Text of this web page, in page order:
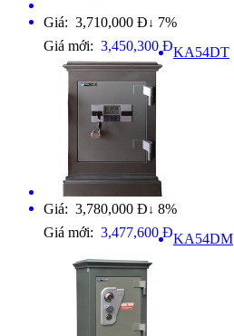
Giá: 3,710,000 Đ ↓ 7%
Giá mới: 3,450,300 ĐKA54DT
Giá: 3,780,000 Đ ↓ 8%
Giá mới: 3,477,600 ĐKA54DM